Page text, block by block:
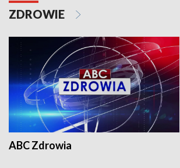
ZDROWIE
ABC Zdrowia